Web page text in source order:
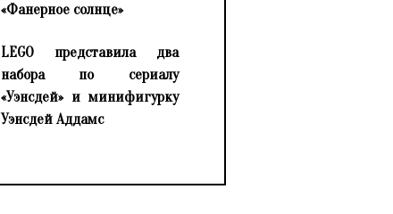
«Фанерное солнце»
LEGO представила два
набора по сериалу
«Уэнсдей» и минифигурку
Уэнсдей Аддамс